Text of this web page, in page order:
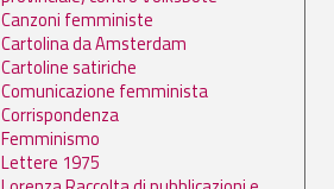
Canzoni femministe
Cartolina da Amsterdam
Cartoline satiriche
Comunicazione femminista
Corrispondenza
Femminismo
Lettere 1975